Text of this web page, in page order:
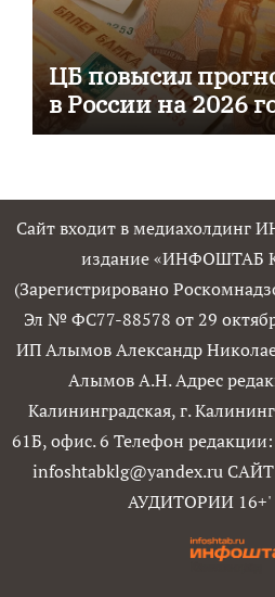
ЦБ повысил
в России на 2026
Сайт входит в медиахолдинг
издание «ИНФОШТАБ
(Зарегистрировано
Эл № ФС77-88578 от 29
ИП Алымов Александр
Алымов А.Н. Адрес
Калининградская, г.
61Б, офис. 6 Телефон
infoshtabklg@yandex.ru
АУДИТОРИИ 16+'